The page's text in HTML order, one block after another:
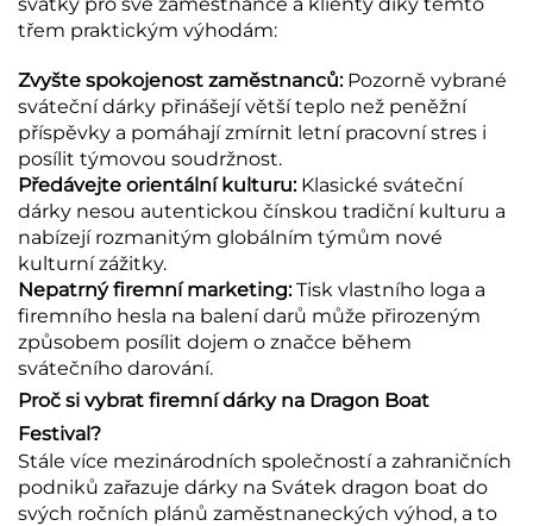
třem praktickým výhodám:
Zvyšte spokojenost zaměstnanců: Pozorně vybrané
sváteční dárky přinášejí větší teplo než peněžní
příspěvky a pomáhají zmírnit letní pracovní stres i
posílit týmovou soudržnost.
Předávejte orientální kulturu: Klasické sváteční
dárky nesou autentickou čínskou tradiční kulturu a
nabízejí rozmanitým globálním týmům nové
kulturní zážitky.
Nepatrný firemní marketing:Tisk vlastního loga a
firemního hesla na balení darů může přirozeným
způsobem posílit dojem o značce během
svátečního darování.
Proč si vybrat firemní dárky na Dragon Boat
Festival?
Stále více mezinárodních společností a zahraničních
podniků zařazuje dárky na Svátek dragon boat do
svých ročních plánů zaměstnaneckých výhod, a to